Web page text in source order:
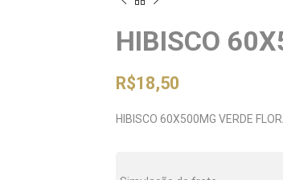
HIBISCO
R$18,50
HIBISCO 60X500MG VERDE